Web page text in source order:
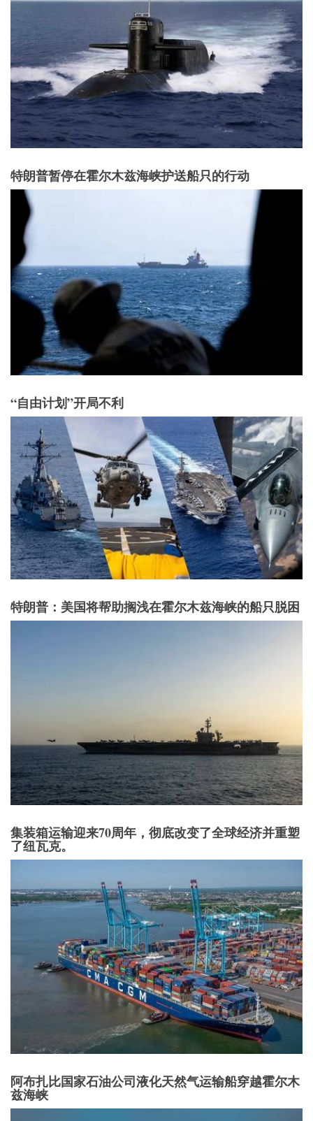
特朗普暂停在霍尔木兹海峡护送船只的行动
“自由计划”开局不利
特朗普：美国将帮助搁浅在霍尔木兹海峡的船只脱困
集装箱运输迎来70周年，彻底改变了全球经济并重塑
了纽瓦克。
阿布扎比国家石油公司液化天然气运输船穿越霍尔木
兹海峡